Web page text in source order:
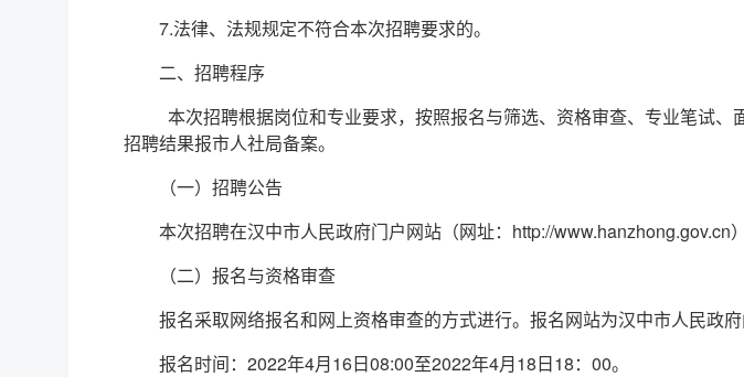
7.法律、法规规定不符合本次招聘要求的。
二、招聘程序
本次招聘根据岗位和专业要求，按照报名与筛选、资格审查、专业笔试
招聘结果报市人社局备案。
（一）招聘公告
本次招聘在汉中市人民政府门户网站（网址：http://www.hanzhong.gov.cn
（二）报名与资格审查
报名采取网络报名和网上资格审查的方式进行。报名网站为汉中市人民政
报名时间：2022年4月16日08:00至2022年4月18日18：00。